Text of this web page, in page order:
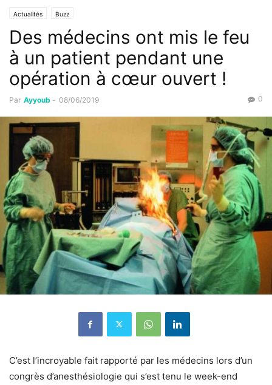
Actualités Buzz
Des médecins ont mis le feu
à un patient pendant une
opération à cœur ouvert !
Par Ayyoub - 08/06/2019 0
C’est l’incroyable fait rapporté par les médecins lors d’un
congrès d’anesthésiologie qui s’est tenu le week-end